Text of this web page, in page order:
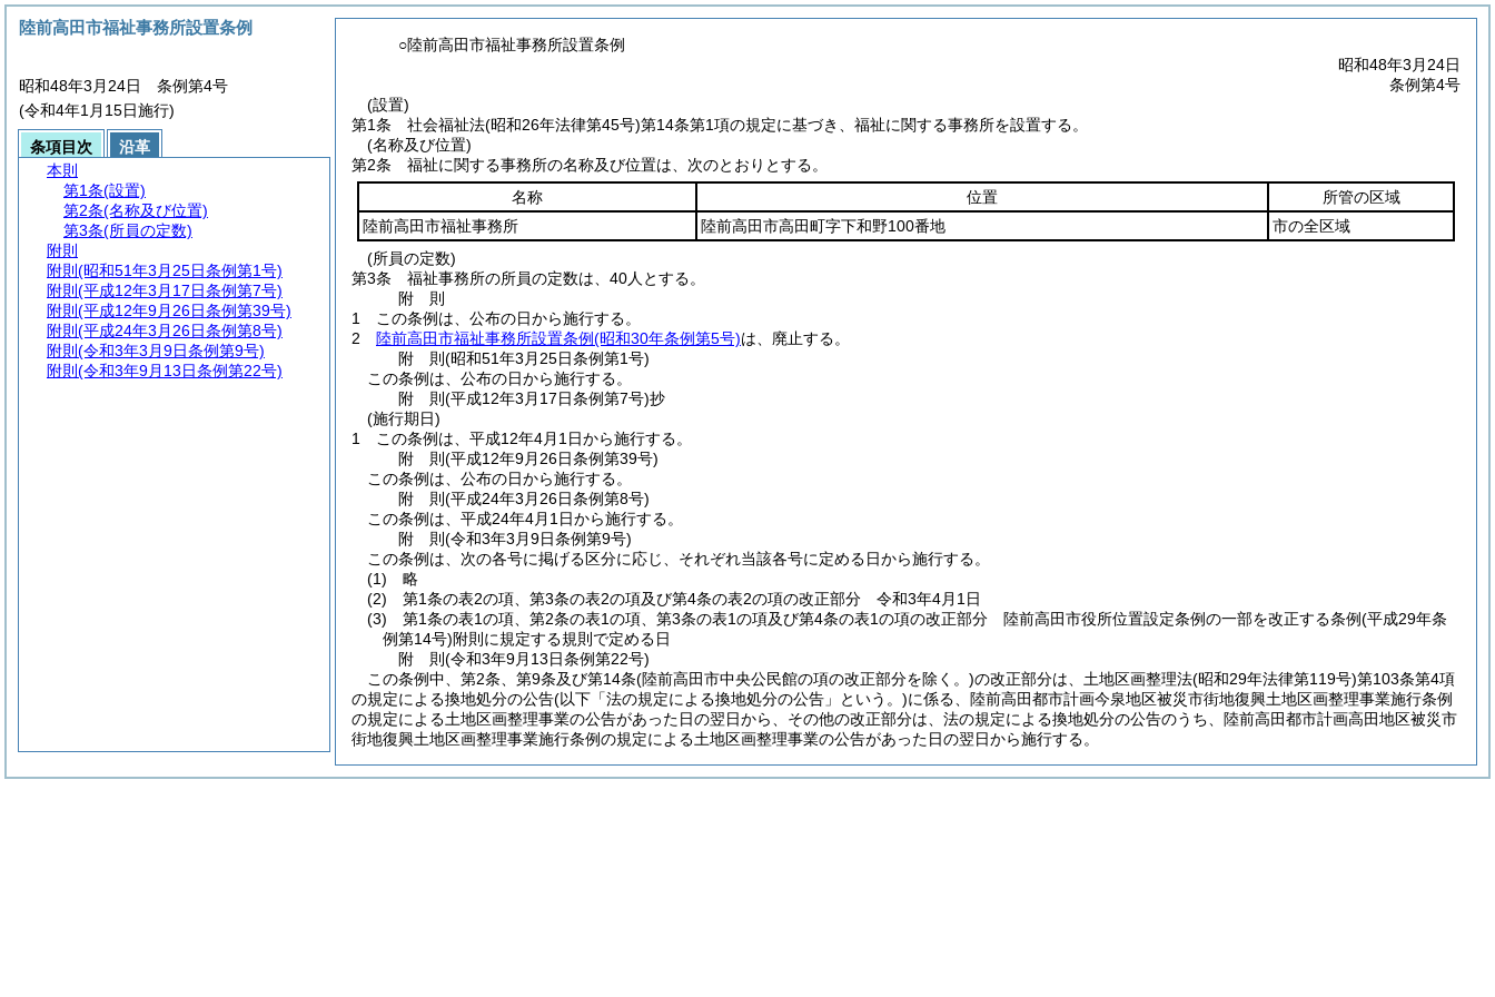
○陸前高田市福祉事務所設置条例
昭和48年3月24日
条例第4号
(設置)
第1条
社会福祉法(昭和26年法律第45号)第14条第1項の規定に基づき、福祉に関する事務所を設置する。
(名称及び位置)
第2条
福祉に関する事務所の名称及び位置は、次のとおりとする。
名称
位置
所管の区域
陸前高田市福祉事務所
陸前高田市高田町字下和野100番地
市の全区域
(所員の定数)
第3条
福祉事務所の所員の定数は、40人とする。
附 則
1
この条例は、公布の日から施行する。
2
陸前高田市福祉事務所設置条例(昭和30年条例第5号)は、廃止する。
附 則(昭和51年3月25日条例第1号)
この条例は、公布の日から施行する。
附 則(平成12年3月17日条例第7号)抄
(施行期日)
1
この条例は、平成12年4月1日から施行する。
附 則(平成12年9月26日条例第39号)
この条例は、公布の日から施行する。
附 則(平成24年3月26日条例第8号)
この条例は、平成24年4月1日から施行する。
附 則(令和3年3月9日条例第9号)
この条例は、次の各号に掲げる区分に応じ、それぞれ当該各号に定める日から施行する。
(1)
略
(2)
第1条の表2の項、第3条の表2の項及び第4条の表2の項の改正部分 令和3年4月1日
(3)
第1条の表1の項、第2条の表1の項、第3条の表1の項及び第4条の表1の項の改正部分 陸前高田市役所位置設定条例の一部を改正する条例(平成29年条
例第14号)附則に規定する規則で定める日
附 則(令和3年9月13日条例第22号)
この条例中、第2条、第9条及び第14条(陸前高田市中央公民館の項の改正部分を除く。)の改正部分は、土地区画整理法(昭和29年法律第119号)第103条第4項
の規定による換地処分の公告(以下「法の規定による換地処分の公告」という。)に係る、陸前高田都市計画今泉地区被災市街地復興土地区画整理事業施行条例
の規定による土地区画整理事業の公告があった日の翌日から、その他の改正部分は、法の規定による換地処分の公告のうち、陸前高田都市計画高田地区被災市
街地復興土地区画整理事業施行条例の規定による土地区画整理事業の公告があった日の翌日から施行する。
陸前高田市福祉事務所設置条例
昭和48年3月24日 条例第4号
(令和4年1月15日施行)
条項目次
沿革
本則
第1条(設置)
第2条(名称及び位置)
第3条(所員の定数)
附則
附則 (昭和51年3月25日条例第1号)
附則 (平成12年3月17日条例第7号)
附則 (平成12年9月26日条例第39号)
附則 (平成24年3月26日条例第8号)
附則 (令和3年3月9日条例第9号)
附則 (令和3年9月13日条例第22号)